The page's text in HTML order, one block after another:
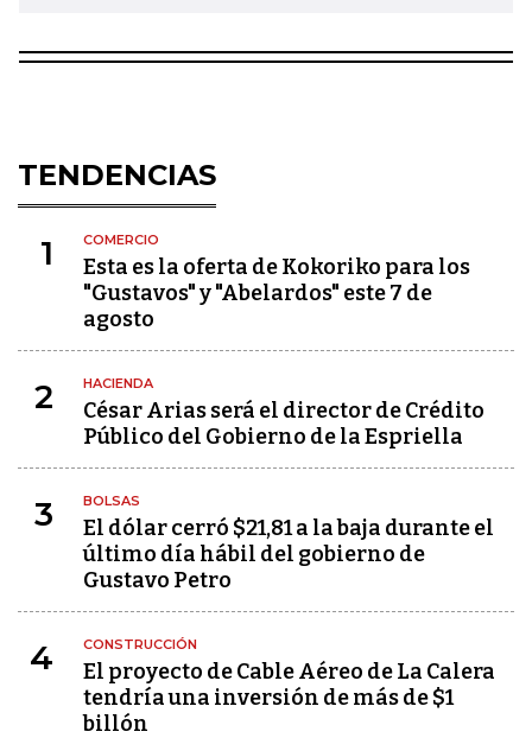
TENDENCIAS
1 COMERCIO
Esta es la oferta de Kokoriko para los
"Gustavos" y "Abelardos" este 7 de
agosto
2 HACIENDA
César Arias será el director de Crédito
Público del Gobierno de la Espriella
3 BOLSAS
El dólar cerró $21,81 a la baja durante el
último día hábil del gobierno de
Gustavo Petro
4 CONSTRUCCIÓN
El proyecto de Cable Aéreo de La Calera
tendría una inversión de más de $1
billón